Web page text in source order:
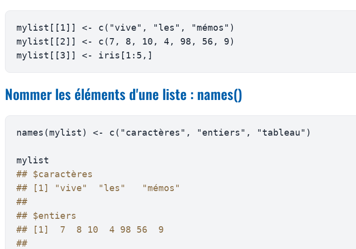
mylist [ [ 1] ] <- c( "vive" , "les" , "mémos" )
mylist [ [2] ] <- c(7 , 8 , 10 , 4 , 98 , 56 , 9)
mylist [ [3] ] <- iris [ 1 : 5 , ]
Nommer les éléments d'une liste : names()
names (mylist ) <- c( "caractères" , "entiers" , "tableau" )
## $caractères
## [1] "vive"  "les"   "mémos"
##
## $entiers
## [1]  7  8 10  4 98 56  9
##